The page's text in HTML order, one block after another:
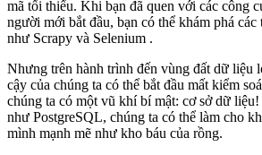
mã tối thiểu. Khi bạn đã quen với các công
người mới bắt đầu, bạn có thể khám phá các
như Scrapy và Selenium .
Nhưng trên hành trình đến vùng đất dữ liệu
cậy của chúng ta có thể bắt đầu mất kiểm
chúng ta có một vũ khí bí mật: cơ sở dữ
như PostgreSQL, chúng ta có thể làm cho
mình mạnh mẽ như kho báu của rồng.